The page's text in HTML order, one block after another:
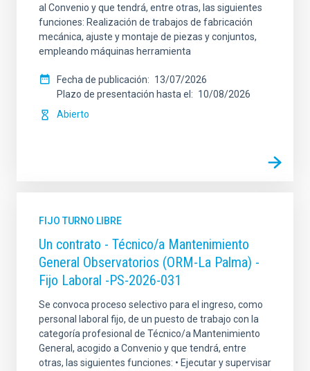
al Convenio y que tendrá, entre otras, las siguientes
funciones: Realización de trabajos de fabricación
mecánica, ajuste y montaje de piezas y conjuntos,
empleando máquinas herramienta
Fecha de publicación
13/07/2026
Plazo de presentación hasta el
10/08/2026
Abierto
FIJO TURNO LIBRE
Un contrato - Técnico/a Mantenimiento
General Observatorios (ORM-La Palma) -
Fijo Laboral -PS-2026-031
Se convoca proceso selectivo para el ingreso, como
personal laboral fijo, de un puesto de trabajo con la
categoría profesional de Técnico/a Mantenimiento
General, acogido a Convenio y que tendrá, entre
otras, las siguientes funciones: • Ejecutar y supervisar